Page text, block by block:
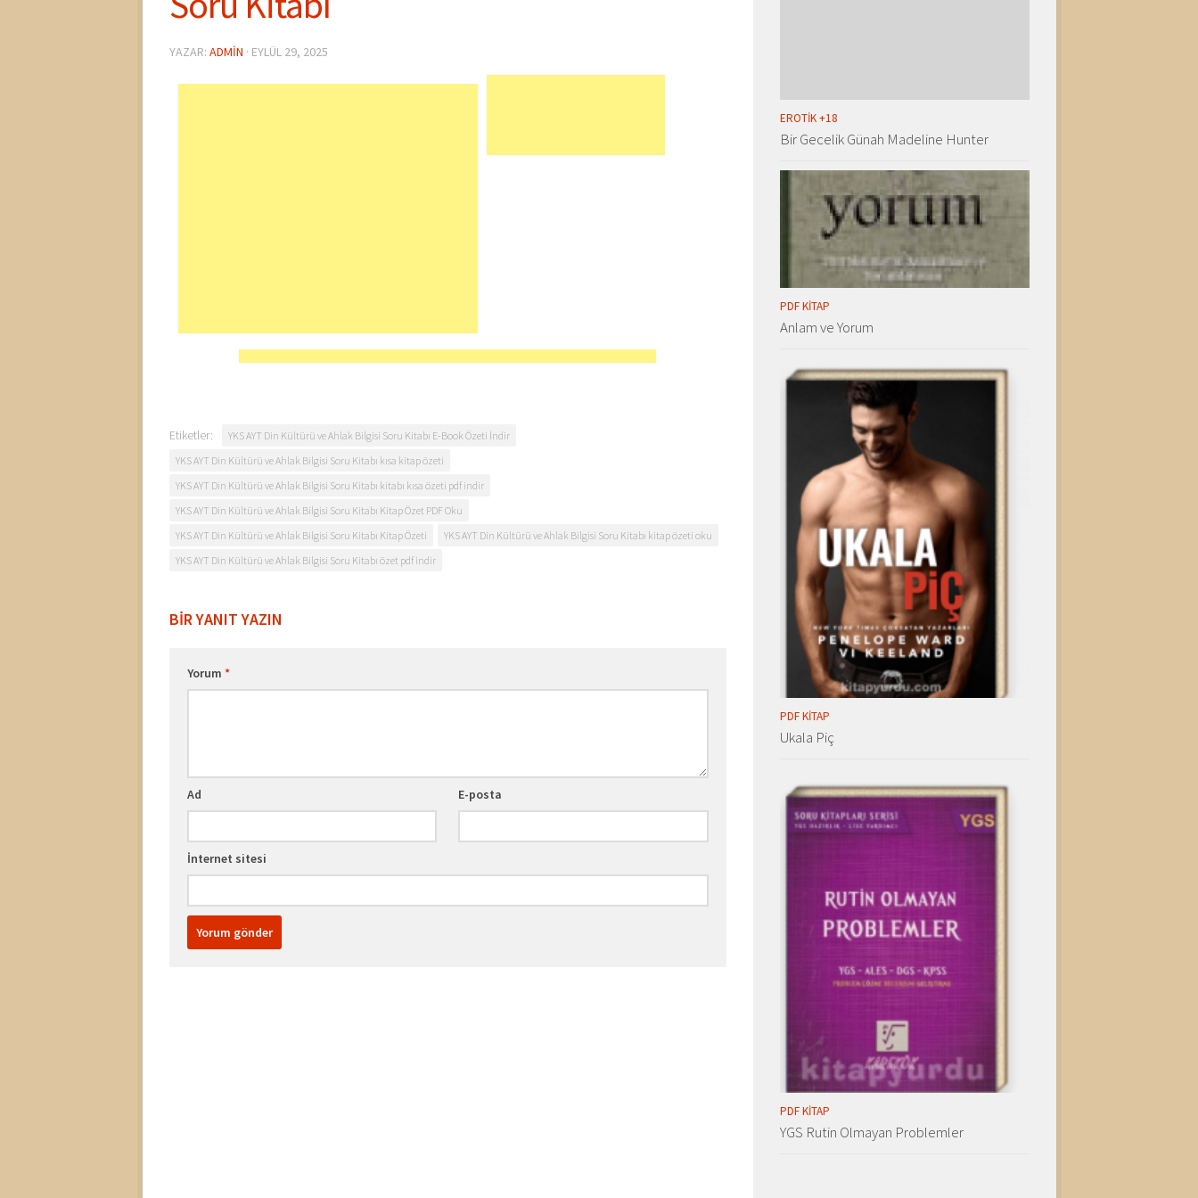
YAZAR: ADMIN · EYLÜL 29, 2025
Etiketler:
YKS AYT Din Kültürü ve Ahlak Bilgisi Soru Kitabı E-Book Özeti İndir
YKS AYT Din Kültürü ve Ahlak Bilgisi Soru Kitabı kısa kitap özeti
YKS AYT Din Kültürü ve Ahlak Bilgisi Soru Kitabı kitabı kısa özeti pdf indir
YKS AYT Din Kültürü ve Ahlak Bilgisi Soru Kitabı Kitap Özet PDF Oku
YKS AYT Din Kültürü ve Ahlak Bilgisi Soru Kitabı Kitap Özeti
YKS AYT Din Kültürü ve Ahlak Bilgisi Soru Kitabı kitap özeti oku
YKS AYT Din Kültürü ve Ahlak Bilgisi Soru Kitabı özet pdf indir
BIR YANIT YAZIN
Yorum *
Ad E-posta
İnternet sitesi
EROTIK +18
Bir Gecelik Günah Madeline Hunter
PDF KITAP
Anlam ve Yorum
PDF KITAP
Ukala Piç
PDF KITAP
YGS Rutin Olmayan Problemler